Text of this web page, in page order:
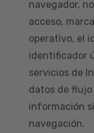
navegador,
acceso,
operativo, el
identificador
servicios de
datos de
información
navegación.